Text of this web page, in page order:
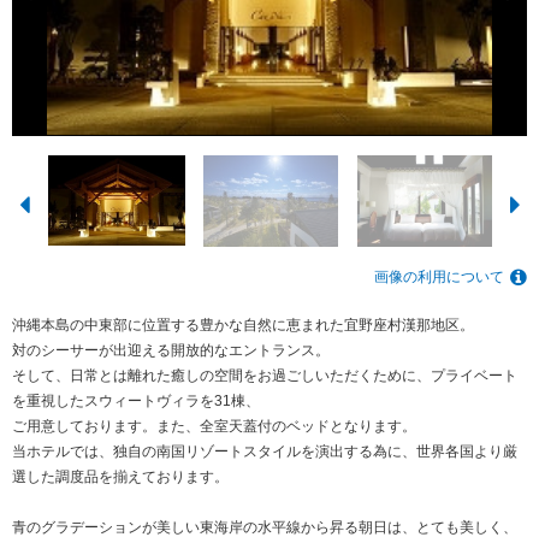
画像の利用について
沖縄本島の中東部に位置する豊かな自然に恵まれた宜野座村漢那地区。
対のシーサーが出迎える開放的なエントランス。
そして、日常とは離れた癒しの空間をお過ごしいただくために、プライベート
を重視したスウィートヴィラを31棟、
ご用意しております。また、全室天蓋付のベッドとなります。
当ホテルでは、独自の南国リゾートスタイルを演出する為に、世界各国より厳
選した調度品を揃えております。
青のグラデーションが美しい東海岸の水平線から昇る朝日は、とても美しく、